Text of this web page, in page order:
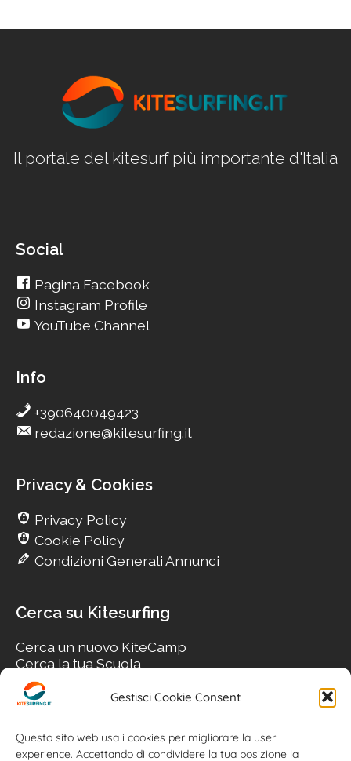
Gestisci Cookie Consent
Questo sito web usa i cookies per migliorare la user
experience. Accettando di condividere la tua posizione la
Il portale del kitesurf più importante d'Italia
Social
Pagina Facebook
Instagram Profile
YouTube Channel
Info
+390640049423
redazione@kitesurfing.it
Privacy & Cookies
Privacy Policy
Cookie Policy
Condizioni Generali Annunci
Cerca su Kitesurfing
Cerca un nuovo KiteCamp
Cerca la tua Scuola
Cerca il tuo KiteSpot
Cerca Accommodation
Cerca il tuo Usato